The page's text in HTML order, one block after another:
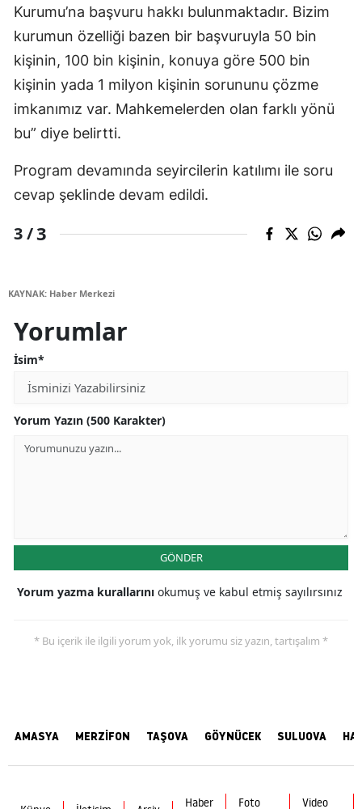
Kurumu’na başvuru hakkı bulunmaktadır. Bizim
kurumun özelliği bazen bir başvuruyla 50 bin
kişinin, 100 bin kişinin, konuya göre 500 bin
kişinin yada 1 milyon kişinin sorununu çözme
imkanımız var. Mahkemelerden olan farklı yönü
bu” diye belirtti.
Program devamında seyircilerin katılımı ile soru
cevap şeklinde devam edildi.
3 /3
KAYNAK: Haber Merkezi
Yorumlar
İsim*
Yorum Yazın (500 Karakter)
GÖNDER
Yorum yazma kurallarını okumuş ve kabul etmiş sayılırsınız
* Bu içerik ile ilgili yorum yok, ilk yorumu siz yazın, tartışalım *
AMASYA MERZİFON TAŞOVA GÖYNÜCEK SULUOVA
Haber Foto Video